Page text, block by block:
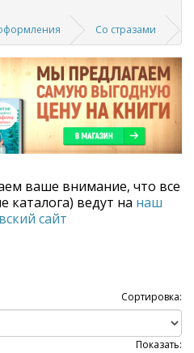
Со стразами
ваше внимание, что все
ведут на наш
сайт
Сортировка:
Показать: